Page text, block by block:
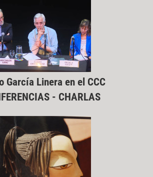
García Linera en el CCC
- CHARLAS